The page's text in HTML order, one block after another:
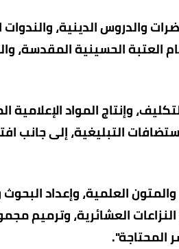
والدروس الدينية، والندوات
العتبة الحسينية المقدسة،
وإنتاج المواد الإعلامية
التبليغية، إلى جانب
العلمية، وإعداد البحوث
العشائرية، وترميم
المحتاجة".